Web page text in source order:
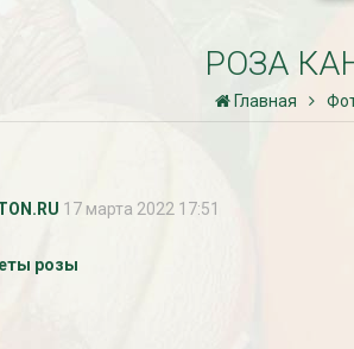
РОЗА
Главная
17 марта 2022 17:51
розы